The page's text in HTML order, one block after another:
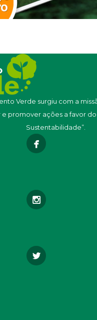
Verde surgiu com a
e promover ações a favor
Sustentabilidade”.